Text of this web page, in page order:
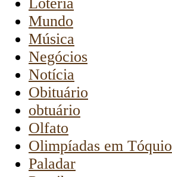
Loteria
Mundo
Música
Negócios
Notícia
Obituário
obtuário
Olfato
Olimpíadas em Tóquio
Paladar